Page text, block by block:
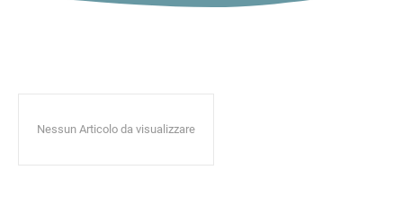
Nessun Articolo da visualizzare